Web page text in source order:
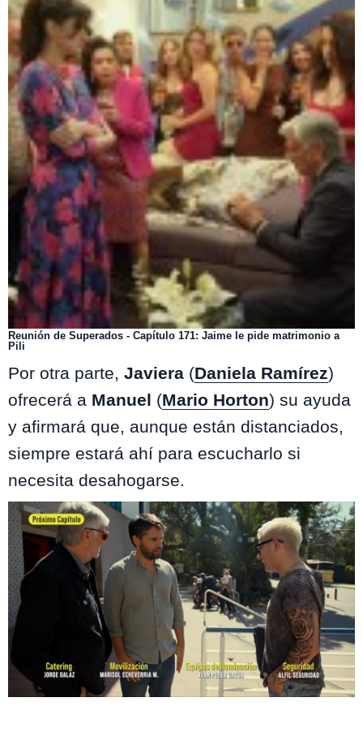
Reunión de Superados - Capítulo 171: Jaime le pide matrimonio a
Pili
Por otra parte, Javiera (Daniela Ramírez)
ofrecerá a Manuel (Mario Horton) su ayuda
y afirmará que, aunque están distanciados,
siempre estará ahí para escucharlo si
necesita desahogarse.